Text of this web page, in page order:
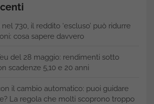
730, il reddito ‘escluso’ può ridurre
cosa sapere davvero
del 28 maggio: rendimenti sotto
scadenze 5,10 e 20 anni
il cambio automatico: puoi guidare
La regola che molti scoprono troppo